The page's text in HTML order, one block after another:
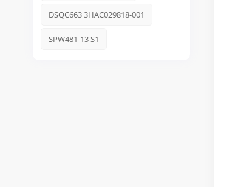
DSQC663 3HAC029818-001
SPW481-13 S1